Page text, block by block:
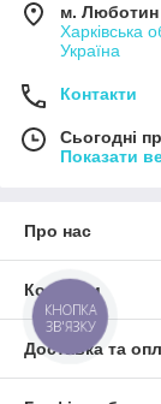
м. Люботин
Харківська
Україна
Контакти
Сьогодні
Показати
Про нас
Контакти
Доставка та
КНОПКА
ЗВ'ЯЗКУ